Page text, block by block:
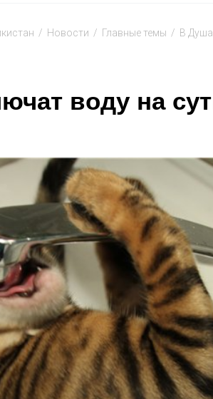
/ Новости / Главные темы / В
воду на